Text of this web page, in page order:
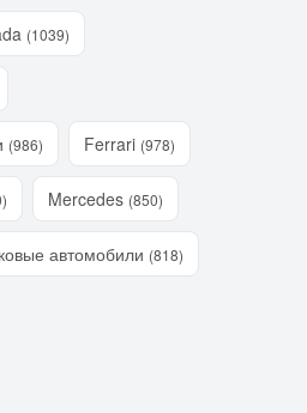
(1039)
(986) Ferrari (978)
Mercedes (850)
автомобили (818)